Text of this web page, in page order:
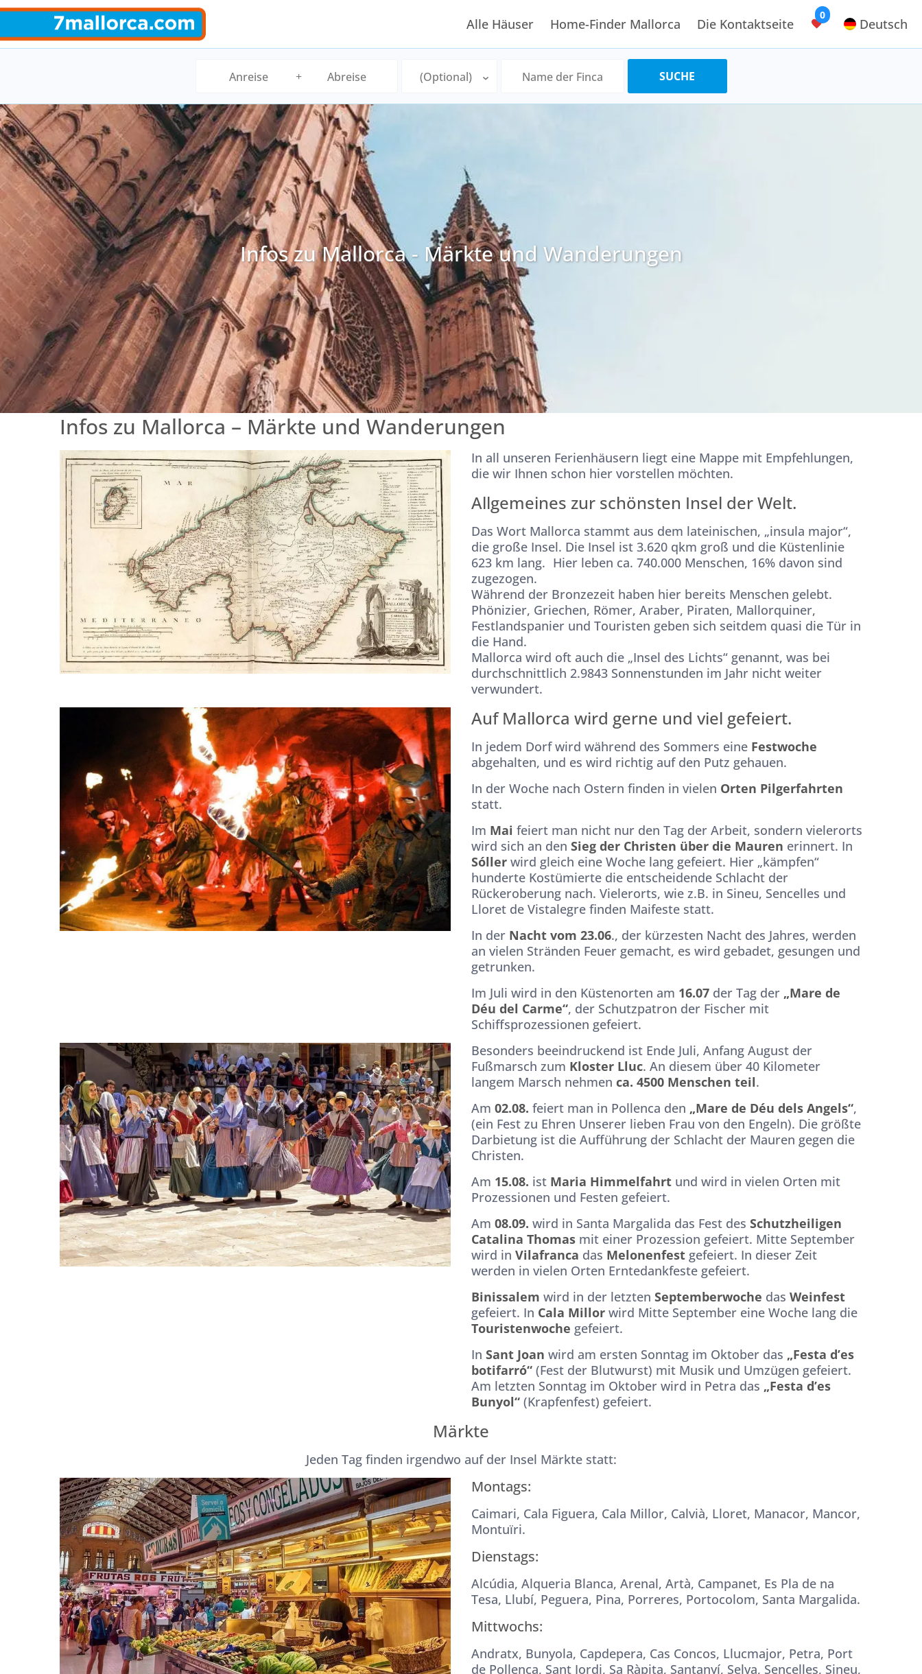
Alle Häuser Home-Finder Mallorca Die Kontaktseite
0
Deutsch
Infos zu Mallorca - Märkte und Wanderungen
Infos zu Mallorca – Märkte und Wanderungen
In all unseren Ferienhäusern liegt eine Mappe mit Empfehlungen,
die wir Ihnen schon hier vorstellen möchten.
Allgemeines zur schönsten Insel der Welt.
Das Wort Mallorca stammt aus dem lateinischen, „insula major“,
die große Insel. Die Insel ist 3.620 qkm groß und die Küstenlinie
623 km lang. Hier leben ca. 740.000 Menschen, 16% davon sind
zugezogen.
Während der Bronzezeit haben hier bereits Menschen gelebt.
Phönizier, Griechen, Römer, Araber, Piraten, Mallorquiner,
Festlandspanier und Touristen geben sich seitdem quasi die Tür in
die Hand.
Mallorca wird oft auch die „Insel des Lichts“ genannt, was bei
durchschnittlich 2.9843 Sonnenstunden im Jahr nicht weiter
verwundert.
Auf Mallorca wird gerne und viel gefeiert.
In jedem Dorf wird während des Sommers eine Festwoche
abgehalten, und es wird richtig auf den Putz gehauen.
In der Woche nach Ostern finden in vielen Orten Pilgerfahrten
statt.
Im Mai feiert man nicht nur den Tag der Arbeit, sondern vielerorts
wird sich an den Sieg der Christen über die Mauren erinnert. In
Sóller wird gleich eine Woche lang gefeiert. Hier „kämpfen“
hunderte Kostümierte die entscheidende Schlacht der
Rückeroberung nach. Vielerorts, wie z.B. in Sineu, Sencelles und
Lloret de Vistalegre finden Maifeste statt.
In der Nacht vom 23.06., der kürzesten Nacht des Jahres, werden
an vielen Stränden Feuer gemacht, es wird gebadet, gesungen und
getrunken.
Im Juli wird in den Küstenorten am 16.07 der Tag der „Mare de
Déu del Carme“, der Schutzpatron der Fischer mit
Schiffsprozessionen gefeiert.
Besonders beeindruckend ist Ende Juli, Anfang August der
Fußmarsch zum Kloster Lluc. An diesem über 40 Kilometer
langem Marsch nehmen ca. 4500 Menschen teil.
Am 02.08. feiert man in Pollenca den „Mare de Déu dels Angels“,
(ein Fest zu Ehren Unserer lieben Frau von den Engeln). Die größte
Darbietung ist die Aufführung der Schlacht der Mauren gegen die
Christen.
Am 15.08. ist Maria Himmelfahrt und wird in vielen Orten mit
Prozessionen und Festen gefeiert.
Am 08.09. wird in Santa Margalida das Fest des Schutzheiligen
Catalina Thomas mit einer Prozession gefeiert. Mitte September
wird in Vilafranca das Melonenfest gefeiert. In dieser Zeit
werden in vielen Orten Erntedankfeste gefeiert.
Binissalem wird in der letzten Septemberwoche das Weinfest
gefeiert. In Cala Millor wird Mitte September eine Woche lang die
Touristenwoche gefeiert.
In Sant Joan wird am ersten Sonntag im Oktober das „Festa d’es
botifarró“ (Fest der Blutwurst) mit Musik und Umzügen gefeiert.
Am letzten Sonntag im Oktober wird in Petra das „Festa d’es
Bunyol“ (Krapfenfest) gefeiert.
Märkte
Jeden Tag finden irgendwo auf der Insel Märkte statt:
Montags:
Caimari, Cala Figuera, Cala Millor, Calvià, Lloret, Manacor, Mancor,
Montuïri.
Dienstags:
Alcúdia, Alqueria Blanca, Arenal, Artà, Campanet, Es Pla de na
Tesa, Llubí, Peguera, Pina, Porreres, Portocolom, Santa Margalida.
Mittwochs:
Andratx, Bunyola, Capdepera, Cas Concos, Llucmajor, Petra, Port
de Pollença, Sant Jordi, Sa Ràpita, Santanyí, Selva, Sencelles, Sineu,